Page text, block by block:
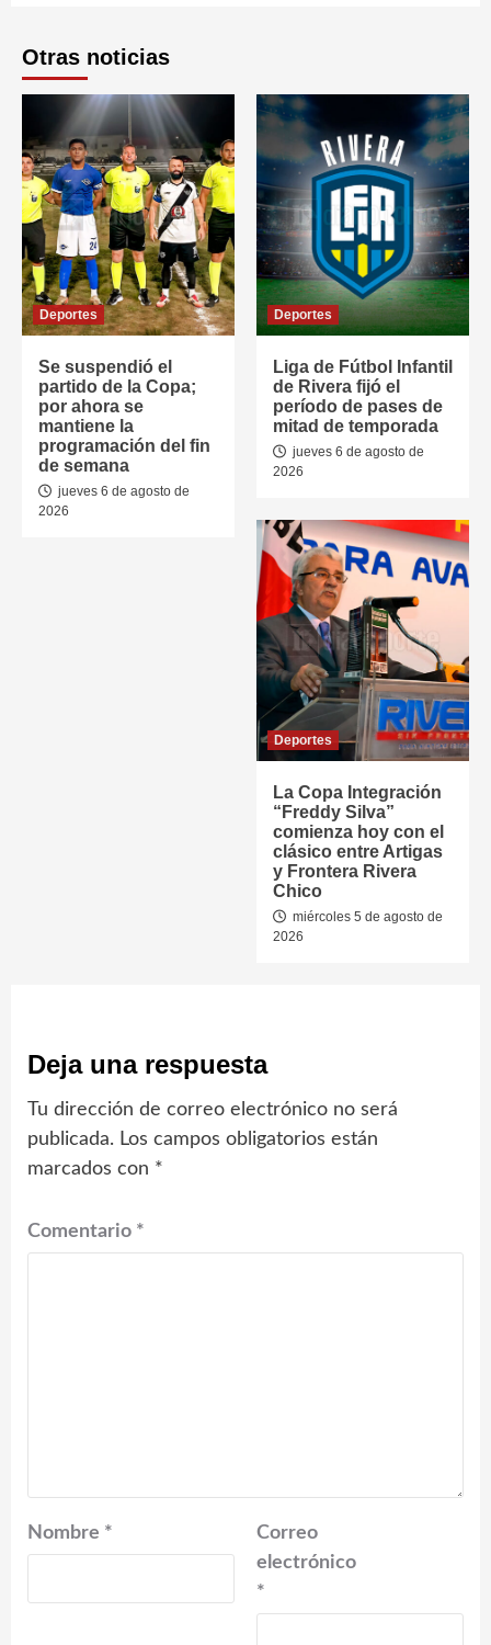
Otras noticias
Deportes
Se suspendió el
partido de la Copa;
por ahora se
mantiene la
programación del fin
de semana
jueves 6 de agosto de
2026
Deportes
Liga de Fútbol Infantil
de Rivera fijó el
período de pases de
mitad de temporada
jueves 6 de agosto de
2026
Deportes
La Copa Integración
“Freddy Silva”
comienza hoy con el
clásico entre Artigas
y Frontera Rivera
Chico
miércoles 5 de agosto de
2026
Deja una respuesta
Tu dirección de correo electrónico no será
publicada. Los campos obligatorios están
marcados con *
Comentario *
Nombre *
Correo
electrónico
*